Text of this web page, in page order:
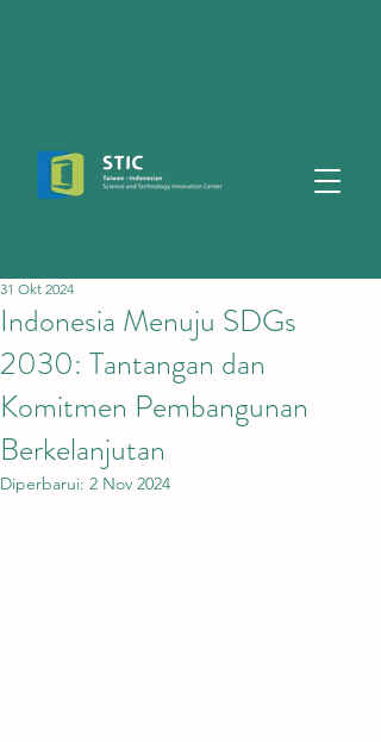
Indonesia Menuju SDGs
2030: Tantangan dan
Komitmen Pembangunan
Berkelanjutan
31 Okt 2024
Diperbarui: 2 Nov 2024